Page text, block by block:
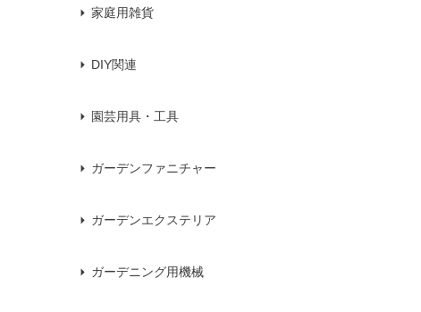
家庭用雑貨
DIY関連
園芸用具・工具
ガーデンファニチャー
ガーデンエクステリア
ガーデニング用機械